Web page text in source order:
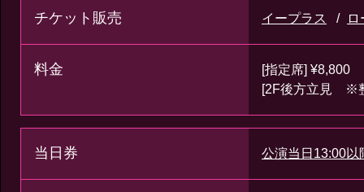
チケット販売 イープラス
料金
[指定席] ¥8,800
[2F後方立見 ※
当日券 公演当日13:00以